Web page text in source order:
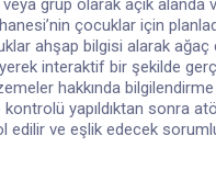
grup olarak açık
çocuklar için
ahşap bilgisi alarak
interaktif bir şekilde
hakkında bilgilendirme
kontrolü yapıldıktan sonra
edilir ve eşlik edecek